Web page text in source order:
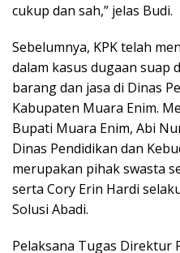
cukup dan sah,” jelas Budi.
Sebelumnya, KPK telah
dalam kasus dugaan suap
barang dan jasa di Dinas
Kabupaten Muara Enim.
Bupati Muara Enim, Abi
Dinas Pendidikan dan
merupakan pihak swasta
serta Cory Erin Hardi
Solusi Abadi.
Pelaksana Tugas Direktur